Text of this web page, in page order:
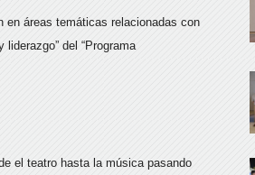
en áreas temáticas relacionadas con
del “Programa
el teatro hasta la música pasando